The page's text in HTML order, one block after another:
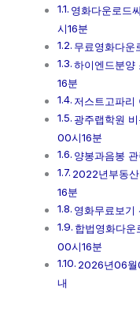
영화다운로드
시16분
무료영화다운
하이엔드분
16분
저스트고파리
광주랩학원
00시16분
양봉과음봉
2022년부동
16분
영화무료보기
합법영화다
00시16분
2026년06월
내